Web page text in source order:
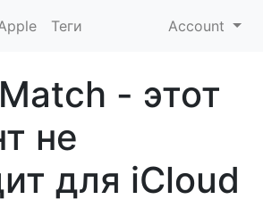
Теги Account
- этот
не
для iCloud